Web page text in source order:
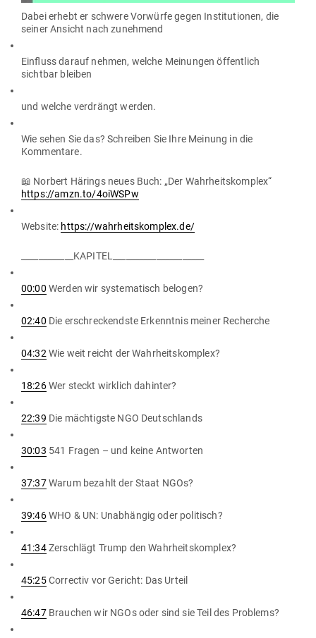
Dabei erhebt er schwere Vor­würfe gegen Insti­tu­tionen, die
seiner Ansicht nach zunehmend
Ein­fluss darauf nehmen, welche Mei­nungen öffentlich
sichtbar bleiben
und welche ver­drängt werden.
Wie sehen Sie das? Schreiben Sie Ihre Meinung in die
Kommentare.
📖 Norbert Härings neues Buch: „Der Wahr­heits­komplex“
https://amzn.to/4oiWSPw
Website: https://wahrheitskomplex.de/
____________KAPITEL_____________________
00:00 Werden wir sys­te­ma­tisch belogen?
02:40 Die erschre­ckendste Erkenntnis meiner Recherche
04:32 Wie weit reicht der Wahrheitskomplex?
18:26Wer steckt wirklich dahinter?
22:39 Die mäch­tigste NGO Deutschlands
30:03 541 Fragen – und keine Antworten
37:37Warum bezahlt der Staat NGOs?
39:46WHO & UN: Unab­hängig oder politisch?
41:34Zer­schlägt Trump den Wahrheitskomplex?
45:25Cor­rectiv vor Gericht: Das Urteil
46:47Brauchen wir NGOs oder sind sie Teil des Problems?